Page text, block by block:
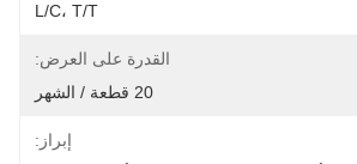
L/C، T/T
القدرة على العرض:
20 قطعة / الشهر
إبراز: